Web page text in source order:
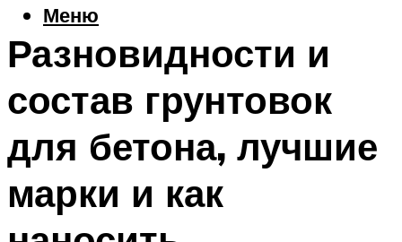
Меню
Разновидности и
состав грунтовок
для бетона, лучшие
марки и как